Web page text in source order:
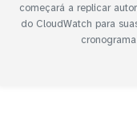
começará a replicar
do CloudWatch para